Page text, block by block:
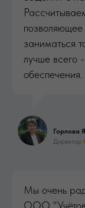
заниматься
лучше всего
обеспечения.
Горлова
Директор
Мы очень